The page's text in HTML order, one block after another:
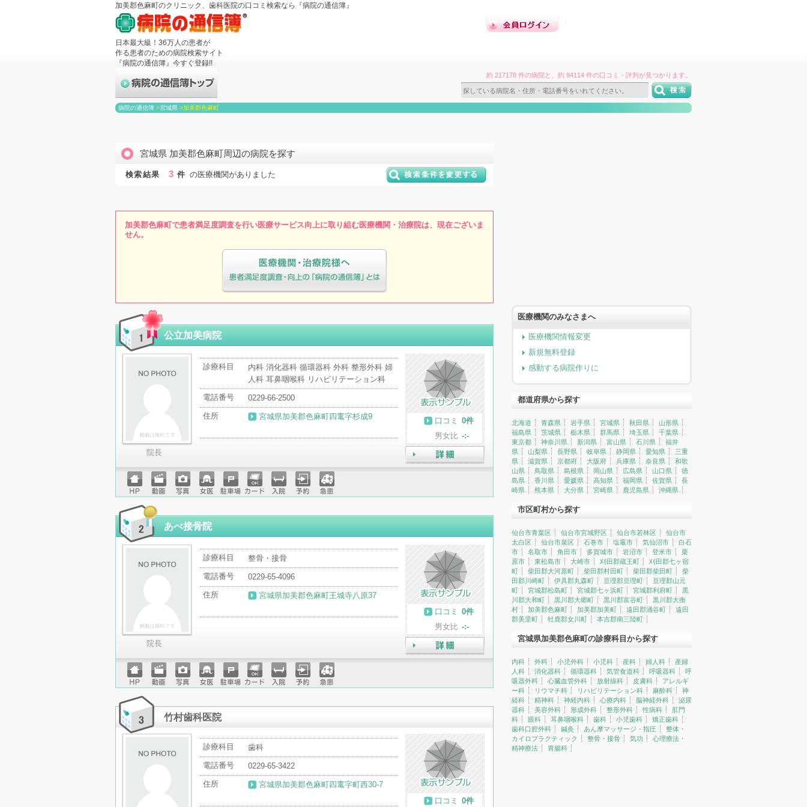
加美郡色麻町のクリニック、歯科医院の口コミ検索なら『病院の通信簿』
日本最大級！36万人の患者が
作る患者のための病院検索サイト
『病院の通信簿』今すぐ登録!!
約 217178 件の病院と、約 94114 件の口コミ・評判が見つかります。
病院の通信簿 >宮城県 >加美郡色麻町
宮城県 加美郡色麻町周辺の病院を探す
検索結果 3 件 の医療機関がありました
加美郡色麻町で患者満足度調査を行い医療サービス向上に取り組む医療機関・治療院は、現在ございま
せん。
公立加美病院
院長
診療科目
内科 消化器科 循環器科 外科 整形外科 婦
人科 耳鼻咽喉科 リハビリテーション科
電話番号
0229-66-2500
住所
宮城県加美郡色麻町四竃字杉成9 口コミ
0件
男女比 -:-
詳細
ホーム
ページ
動画 写真 女医 駐車場クレジ
ード
入院 予約 急患
あべ接骨院
院長
診療科目
整骨・接骨
電話番号
0229-65-4096
住所
宮城県加美郡色麻町王城寺八原37
口コミ
0件
男女比 -:-
詳細
ホーム
ページ
動画 写真 女医 駐車場クレジ入院 予約 急患
竹村歯科医院
診療科目
歯科
電話番号
0229-65-3422
住所
宮城県加美郡色麻町四竃字町西30-7
口コミ
0件
医療機関のみなさまへ
医療機関情報変更
新規無料登録
感動する病院作りに
都道府県から探す
北海道 青森県 岩手県 宮城県 秋田県
山形県
福島県
茨城県 栃木県 群馬県 埼玉県
千葉県
東京都
神奈川県 新潟県 富山県 石川県
福井
県
山梨県 長野県 岐阜県 静岡県 愛知県
三重
県
滋賀県 京都府 大阪府 兵庫県 奈良県
和歌
山県
鳥取県 島根県 岡山県 広島県 山口県
徳
島県
香川県 愛媛県 高知県 福岡県 佐賀県
長
崎県
熊本県 大分県 宮崎県 鹿児島県 沖縄県
市区町村から探す
仙台市青葉区 仙台市宮城野区 仙台市若林区
仙台市
太白区
仙台市泉区 石巻市 塩竈市 気仙沼市
白石
市
名取市 角田市 多賀城市 岩沼市 登米市
栗
原市
東松島市 大崎市 刈田郡蔵王町
刈田郡七ヶ宿
町
柴田郡大河原町 柴田郡村田町 柴田郡柴田町
柴
田郡川崎町
伊具郡丸森町 亘理郡亘理町
亘理郡山元
町
宮城郡松島町 宮城郡七ヶ浜町 宮城郡利府町
黒
川郡大和町
黒川郡大郷町 黒川郡富谷町
黒川郡大衡
村
加美郡色麻町 加美郡加美町 遠田郡涌谷町
遠田
郡美里町
牡鹿郡女川町 本吉郡南三陸町
宮城県加美郡色麻町の診療科目から探す
内科 外科 小児外科 小児科 産科 婦人科
産婦
人科
消化器科 循環器科 気管食道科 呼吸器科
呼
吸器外科
心臓血管外科 放射線科 皮膚科
アレルギ
ー科
リウマチ科 リハビリテーション科 麻酔科
神
経科
精神科 神経内科 心療内科 脳神経外科
泌尿
器科
美容外科 形成外科 整形外科 性病科
肛門
科
眼科 耳鼻咽喉科 歯科 小児歯科
矯正歯科
歯科口腔外科
鍼灸 あん摩マッサージ・指圧
整体・
カイロプラクティック
整骨・接骨 気功
心理療法・
精神療法
胃腸科